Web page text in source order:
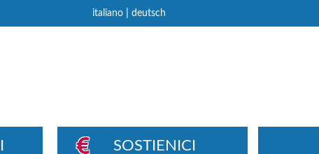
italiano| deutsch
SOSTIENICI